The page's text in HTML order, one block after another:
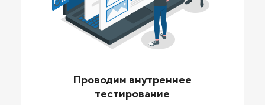
Проводим внутреннее
тестирование